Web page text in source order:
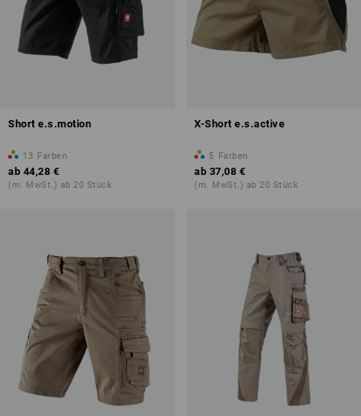
Short e.s.motion
13 Farben
ab 44,28 €
(m. MwSt.) ab 20 Stück
X-Short e.s.active
5 Farben
ab 37,08 €
(m. MwSt.) ab 20 Stück